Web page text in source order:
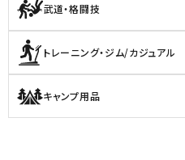
武道・格闘技
トレーニング・ジム/カジュアル
キャンプ用品